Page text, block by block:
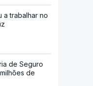
a trabalhar no
de Seguro
de